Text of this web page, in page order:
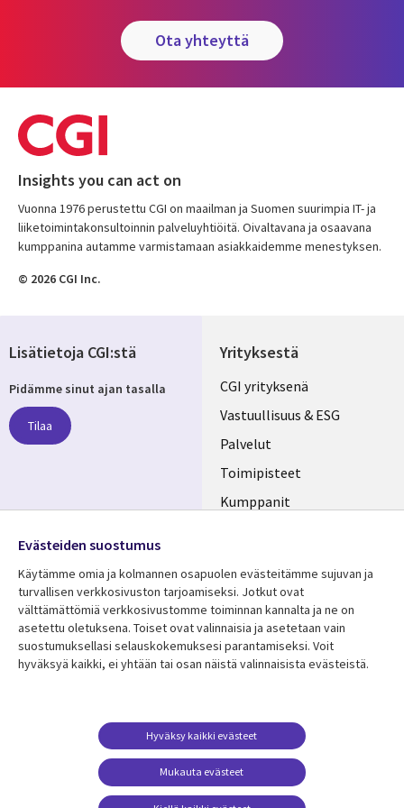
ota yhteyttä
Insights you can act on
Vuonna 1976 perustettu CGI on maailman ja Suomen suurimpia IT- ja
liiketoimintakonsultoinnin palveluyhtiöitä. Oivaltavana ja osaavana
kumppanina autamme varmistamaan asiakkaidemme menestyksen.
© 2026 CGI Inc.
Yrityksestä
Useful
links
FINLAND
CGI yrityksenä
Vastuullisuus & ESG
Palvelut
Toimipisteet
Kumppanit
Resurssikeskus
Library
FINLAND
Asiakastarinat
Lisätietoa
Legal
Tietosuoja
Käyttöehdot
Yhteystiedot
Evästeasetuksesi
Lisätietoja CGI:stä
Pidämme sinut ajan tasalla
Tilaa
Media
FINLAND
Evästeiden suostumus
Käytämme omia ja kolmannen osapuolen evästeitämme sujuvan ja
turvallisen verkkosivuston tarjoamiseksi. Jotkut ovat
välttämättömiä verkkosivustomme toiminnan kannalta ja ne on
asetettu oletuksena. Toiset ovat valinnaisia ​​ja asetetaan vain
suostumuksellasi selauskokemuksesi parantamiseksi. Voit
hyväksyä kaikki, ei yhtään tai osan näistä valinnaisista evästeistä.
Mukauta evästeet
Hyväksy kaikki evästeet